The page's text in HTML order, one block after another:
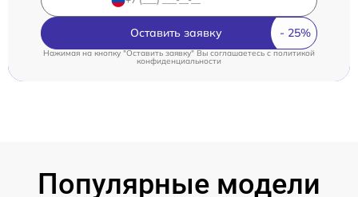
Оставить заявку
Нажимая на кнопку "Оставить заявку" Вы соглашаетесь cполитикой
конфиденциальности
Популярные модели